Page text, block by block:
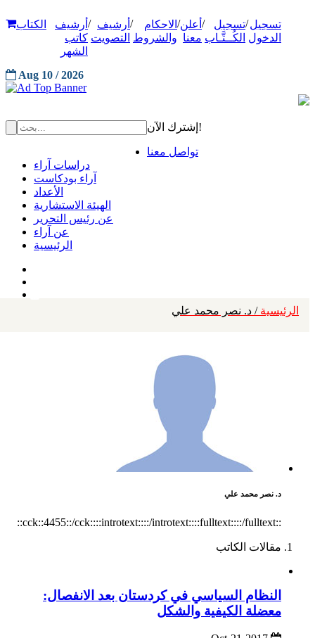
تسجيل
الدخول
/تسجيل
الكُــتَّـاب
/ أعلن
معنا
/ الاحكام
والشروط
/ أرشيف
التصويت
/ أرشيف
كاتب
الشهر
الكتاب
Aug 10 / 2026
إشترك الآن!
تواصل معنا
دراسات آراء
آراء بودكاست
الأعداد
الهيئة الاستشارية
عن رئيس التحرير
عن آراء
الرئيسية
الرئيسية / د. نصر محمد علي
د. نصر محمد علي
::cck::4455::/cck::::introtext::::/introtext::::fulltext::::/fulltext::
مقالات الكاتب
النظام السياسي في كردستان بعد الانفصال:
معضلة الكيفية والشكل